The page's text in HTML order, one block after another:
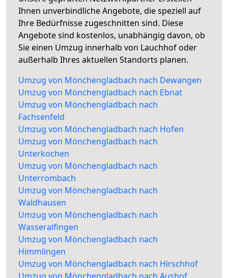
Ihnen unverbindliche Angebote, die speziell auf
Ihre Bedürfnisse zugeschnitten sind. Diese
Angebote sind kostenlos, unabhängig davon, ob
Sie einen Umzug innerhalb von Lauchhof oder
außerhalb Ihres aktuellen Standorts planen.
Umzug von Mönchengladbach nach Dewangen
Umzug von Mönchengladbach nach Ebnat
Umzug von Mönchengladbach nach
Fachsenfeld
Umzug von Mönchengladbach nach Hofen
Umzug von Mönchengladbach nach
Unterkochen
Umzug von Mönchengladbach nach
Unterrombach
Umzug von Mönchengladbach nach
Waldhausen
Umzug von Mönchengladbach nach
Wasseralfingen
Umzug von Mönchengladbach nach
Himmlingen
Umzug von Mönchengladbach nach Hirschhof